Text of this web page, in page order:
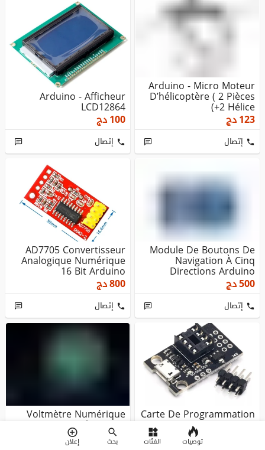
Arduino - Micro Moteur
D’hélicoptère ( 2 Pièces
+2 Hélice)
123دج
إتصال
Arduino - Afficheur
LCD12864
100دج
إتصال
Module De Boutons De
Navigation À Cinq
Directions Arduino
500دج
إتصال
AD7705 Convertisseur
Analogique Numérique
16 Bit Arduino
800دج
إتصال
Carte De Programmation
Pour Attiny 85/45/25/13A
Voltmètre Numérique
ARDUINO Circulaire LED
À Deux Fils DC5-100V توصيات الفئات بحث إعلان